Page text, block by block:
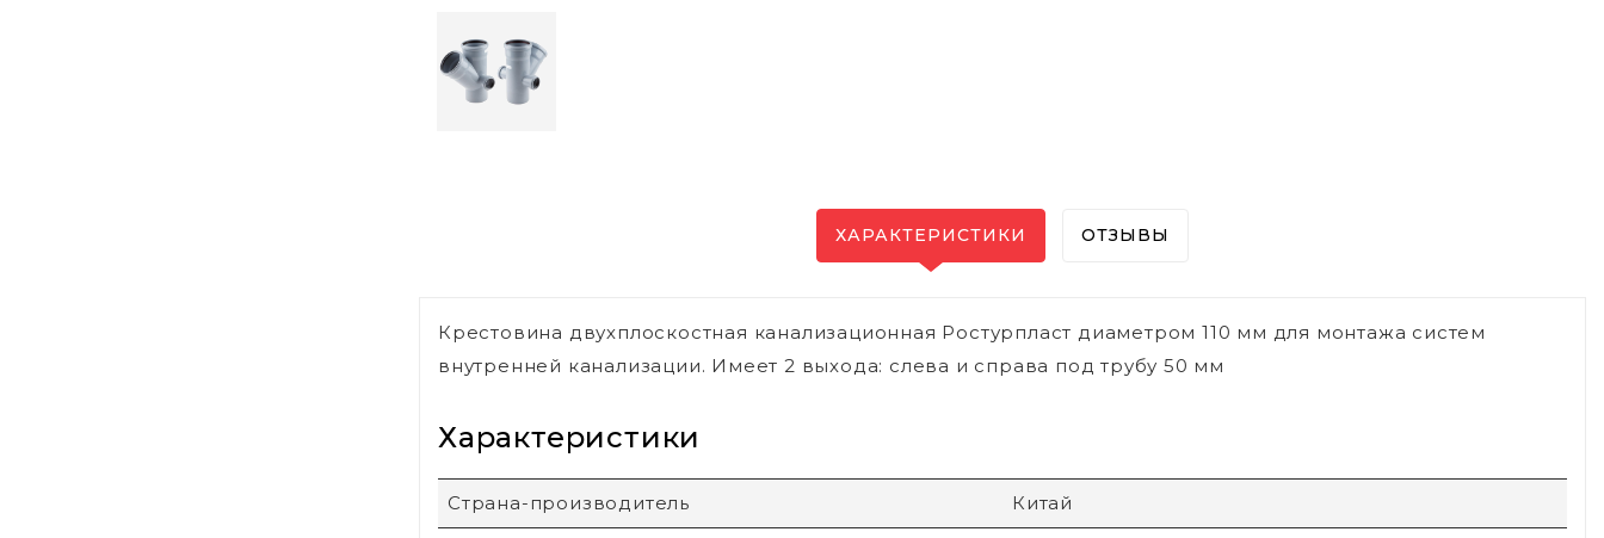
ХАРАКТЕРИСТИКИ ОТЗЫВЫ
Крестовина двухплоскостная канализационная Ростурпласт диаметром 110 мм для монтажа систем
внутренней канализации. Имеет 2 выхода: слева и справа под трубу 50 мм
Характеристики
Страна-производитель Китай